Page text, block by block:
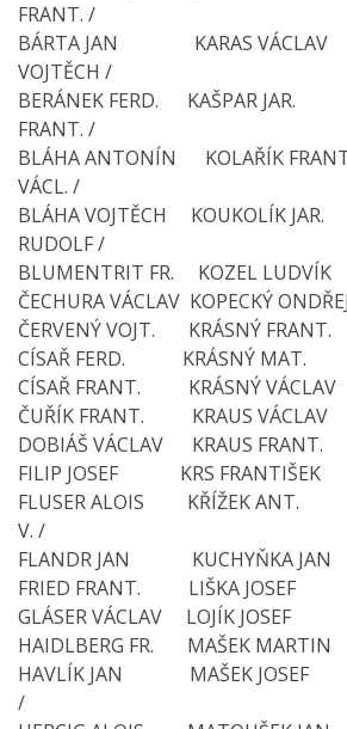
FRANT. /
BÁRTA JAN KARAS
VOJTĚCH /
BERÁNEK FERD. KAŠPAR JAR.
FRANT. /
BLÁHA ANTONÍN KOLAŘÍK
VÁCL. /
BLÁHA VOJTĚCH KOUKOLÍK
RUDOLF /
BLUMENTRIT FR. KOZEL
ČECHURA VÁCLAV KOPECKÝ
ČERVENÝ VOJT. KRÁSNÝ
CÍSAŘ FERD. KRÁSNÝ MAT.
CÍSAŘ FRANT. KRÁSNÝ
ČUŘÍK FRANT. KRAUS VÁCLAV
DOBIÁŠ VÁCLAV KRAUS
FILIP JOSEF KRS FRANTIŠEK
FLUSER ALOIS KŘÍŽEK ANT.
V. /
FLANDR JAN KUCHYŇKA JAN
FRIED FRANT. LIŠKA JOSEF
GLÁSER VÁCLAV LOJÍK JOSEF
HAIDLBERG FR. MAŠEK
HAVLÍK JAN MAŠEK JOSEF
/